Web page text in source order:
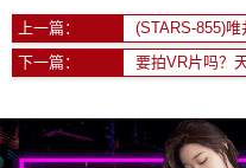
上一篇：
下一篇：
要拍VR片吗？